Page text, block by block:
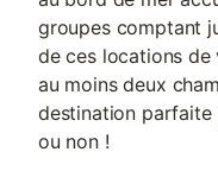
groupes comptant
de ces locations de
au moins deux
destination parfaite
ou non !